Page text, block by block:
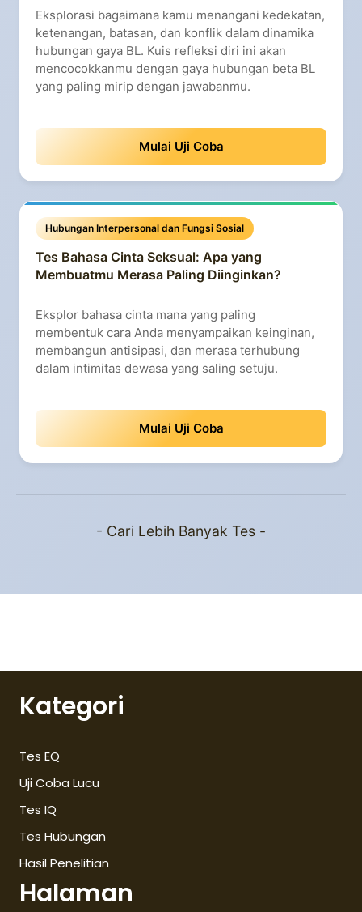
Eksplorasi bagaimana kamu menangani kedekatan,
ketenangan, batasan, dan konflik dalam dinamika
hubungan gaya BL. Kuis refleksi diri ini akan
mencocokkanmu dengan gaya hubungan beta BL
yang paling mirip dengan jawabanmu.
Mulai Uji Coba
Hubungan Interpersonal dan Fungsi Sosial
Tes Bahasa Cinta Seksual: Apa yang
Membuatmu Merasa Paling Diinginkan?
Eksplor bahasa cinta mana yang paling
membentuk cara Anda menyampaikan keinginan,
membangun antisipasi, dan merasa terhubung
dalam intimitas dewasa yang saling setuju.
Mulai Uji Coba
- Cari Lebih Banyak Tes -
Kategori
Tes EQ
Uji Coba Lucu
Tes IQ
Tes Hubungan
Hasil Penelitian
Halaman